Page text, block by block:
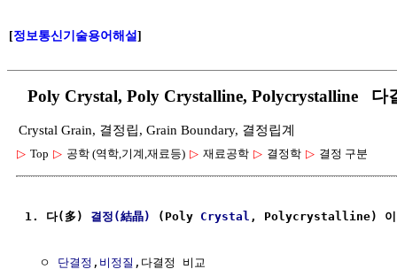
[정보통신기술용어해설]
Poly Crystal, Poly Crystalline, Polycrystalline 다
Crystal Grain, 결정립, Grain Boundary, 결정립계
▷ Top ▷ 공학 (역학,기계,재료등) ▷ 재료공학 ▷ 결정학 ▷ 결정 구분
1. 다(多) 결정(結晶) (Poly Crystal , Polycrystalline) 이
  ㅇ
단결정 , 비정질 ,다결정 비교